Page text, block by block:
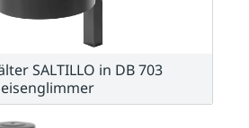
SALTILLO in DB 703
eisenglimmer